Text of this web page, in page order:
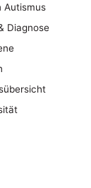
Autismus
Diagnose